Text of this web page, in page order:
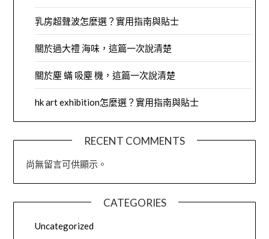
乳房超聲波怎麼選？實用指南與貼士
關於過大禮 海味，這篇一次說清楚
關於塵 蟎 吸塵 機，這篇一次說清楚
hk art exhibition怎麼選？實用指南與貼士
RECENT COMMENTS
尚無留言可供顯示。
CATEGORIES
Uncategorized